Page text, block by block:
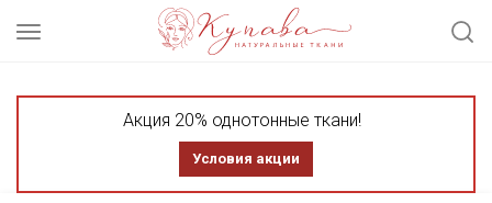
Акция 20% однотонные ткани!
Условия акции